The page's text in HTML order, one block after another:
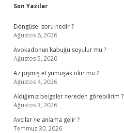
Sidebar
Son Yazılar
Döngüsel soru nedir ?
Ağustos 6, 2026
Avokadonun kabuğu soyulur mu ?
Ağustos 5, 2026
Az pişmiş et yumuşak olur mu ?
Ağustos 4, 2026
Aldığımız belgeler nereden görebilirim ?
Ağustos 3, 2026
Avcılar ne anlama gelir ?
Temmuz 30, 2026